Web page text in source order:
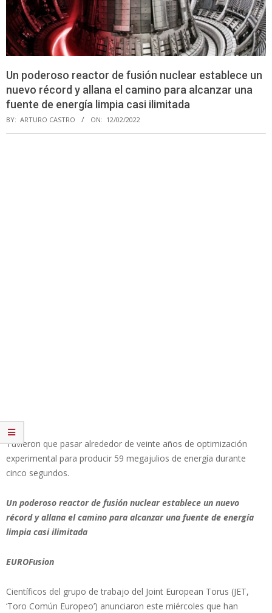
Un poderoso reactor de fusión nuclear establece un
nuevo récord y allana el camino para alcanzar una
fuente de energía limpia casi ilimitada
BY: ARTURO CASTRO ON: 12/02/2022
Tuvieron que pasar alrededor de veinte años de optimización
experimental para producir 59 megajulios de energía durante
cinco segundos.
Un poderoso reactor de fusión nuclear establece un nuevo
récord y allana el camino para alcanzar una fuente de energía
limpia casi ilimitada
EUROFusion
Científicos del grupo de trabajo del Joint European Torus (JET,
‘Toro Común Europeo’) anunciaron este miércoles que han